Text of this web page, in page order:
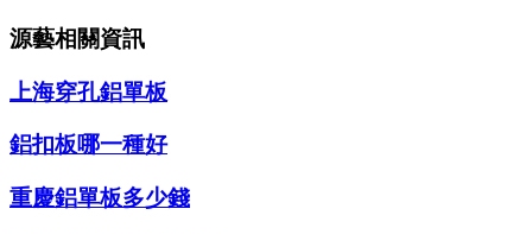
源藝相關資訊
上海穿孔鋁單板
鋁扣板哪一種好
重慶鋁單板多少錢